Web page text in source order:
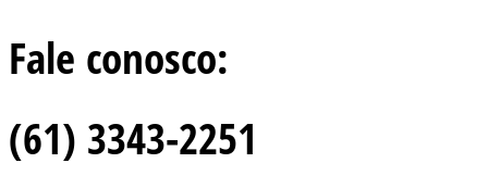
Fale conosco:
(61) 3343-2251